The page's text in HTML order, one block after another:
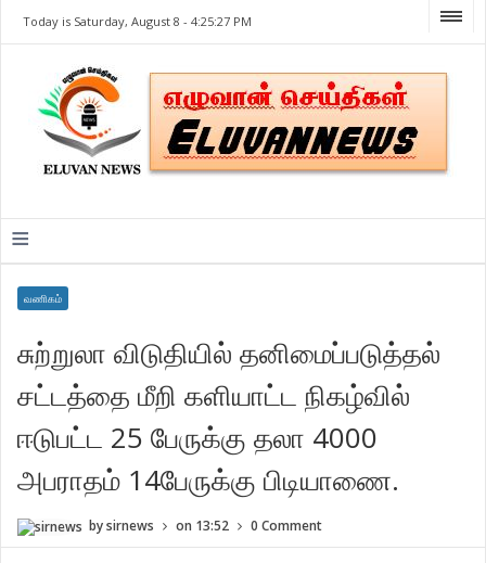
Today is Saturday, August 8 -4:25:27 PM
≡
வணிகம்
சுற்றுலா விடுதியில் தனிமைப்படுத்தல்
சட்டத்தை மீறி களியாட்ட நிகழ்வில்
ஈடுபட்ட 25 பேருக்கு தலா 4000
அபராதம் 14பேருக்கு பிடியாணை.
bysirnews on 13:52 0 Comment